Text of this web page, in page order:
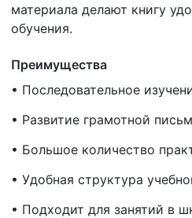
материала делают книгу
обучения.
Преимущества
• Последовательное
• Развитие грамотной
• Большое количество
• Удобная структура
• Подходит для занятий в